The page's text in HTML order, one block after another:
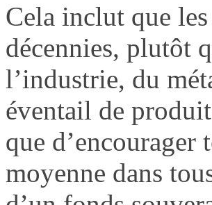
Cela inclut que
décennies, plutôt
l’industrie, du
éventail de
que d’encourager
moyenne dans